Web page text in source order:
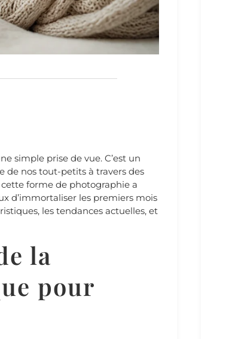
simple prise de vue. C’est un
de nos tout-petits à travers des
forme de photographie a
d’immortaliser les premiers mois
les tendances actuelles, et
la
pour